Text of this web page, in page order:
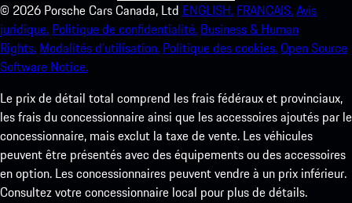
© 2026 Porsche Cars Canada, Ltd ENGLISH. FRANCAIS.Avis
juridique. Politique de confidentialité. Business & Human
Rights. Modalités d’utilisation. Politique des cookies.Open Source
Software Notice.
Le prix de détail total comprend les frais fédéraux et provinciaux,
les frais du concessionnaire ainsi que les accessoires ajoutés par le
concessionnaire, mais exclut la taxe de vente. Les véhicules
peuvent être présentés avec des équipements ou des accessoires
en option. Les concessionnaires peuvent vendre à un prix inférieur.
Consultez votre concessionnaire local pour plus de détails.